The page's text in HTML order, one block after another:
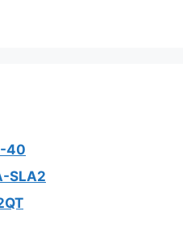
40
SLA2